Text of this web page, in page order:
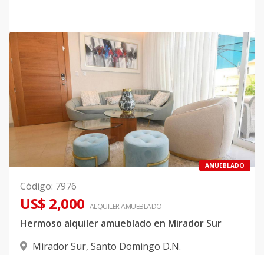
AMUEBLADO
Código: 7976
US$ 2,000 ALQUILERAMUEBLADO
Hermoso alquiler amueblado en Mirador Sur
Mirador Sur, Santo Domingo D.N.